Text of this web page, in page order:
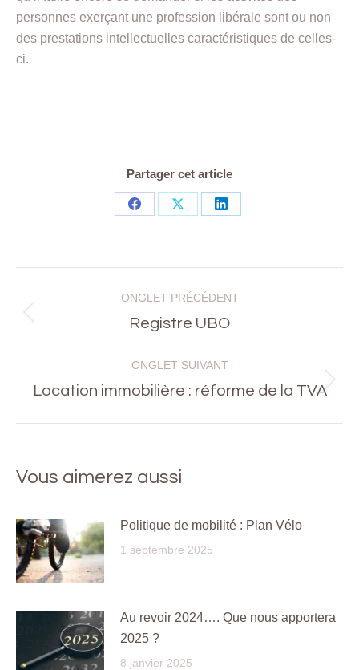
personnes exerçant une profession libérale sont ou non
des prestations intellectuelles caractéristiques de celles-
ci.
Partager cet article
Share
Share
Share
commentaire
ONGLET PRÉCÉDENT
Onglet
Registre UBO
ONGLET SUIVANT
Onglet
Location immobilière : réforme de la TVA
Vous aimerez aussi
Politique de mobilité : Plan Vélo
1 septembre 2025
Au revoir 2024…. Que nous apportera
2025 ?
8 janvier 2025